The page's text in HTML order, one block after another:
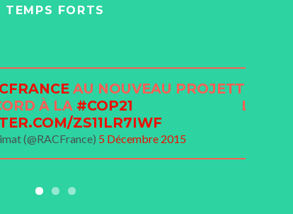
TEMPS FORTS
AU NOUVEAU PROJET
À LA #COP21
ZS11LR7IWF
(@RACFrance) 5 Décembre 2015
TOUT